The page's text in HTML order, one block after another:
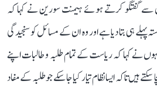
سے گفتگو کرتے ہوئے ہیمنت سورین نے کہا کہ
پہلے ہی بتا دیا ہے اور وہ ان کے مسائل کو سنجیدگی
نے کہا کہ ریاست کے تمام طلبہ و طالبات اپنے
ہیں تاکہ ایسا نظام تیار کیا جا سکے جو طلبہ کے مفاد